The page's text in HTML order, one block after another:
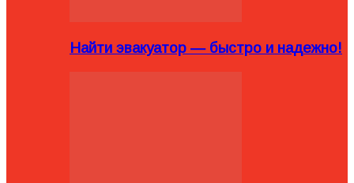
Найти эвакуатор — быстро и надежно!